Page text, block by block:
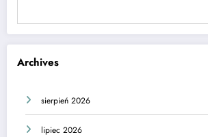
Archives
sierpień 2026
lipiec 2026